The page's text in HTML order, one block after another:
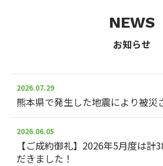
NEWS
お知らせ
2026.07.29
熊本県で発生した地震により被災
2026.06.05
【ご成約御礼】2026年5月度は計
だきました！